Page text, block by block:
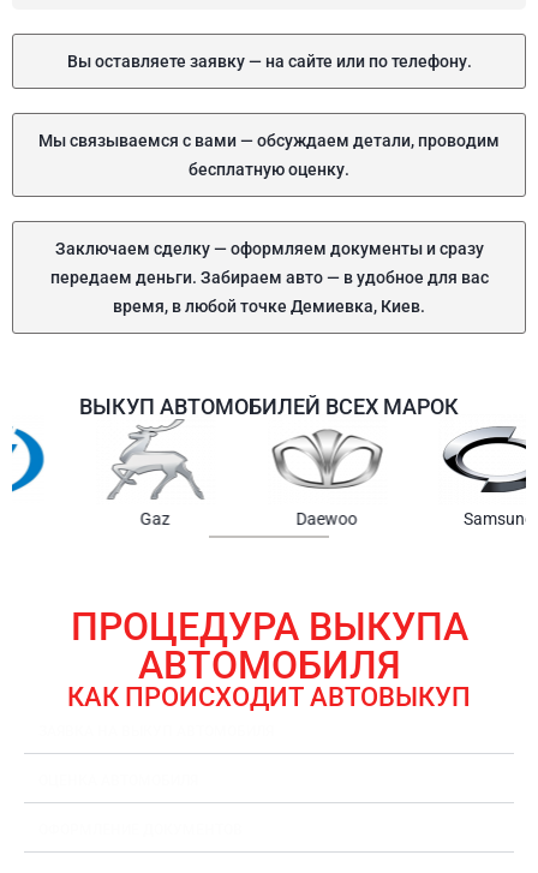
Вы оставляете заявку — на сайте или по телефону.
Мы связываемся с вами — обсуждаем детали, проводим
бесплатную оценку.
Заключаем сделку — оформляем документы и сразу
передаем деньги. Забираем авто — в удобное для вас
время, в любой точке Демиевка, Киев.
ВЫКУП АВТОМОБИЛЕЙ ВСЕХ МАРОК
Chrysler
ПРОЦЕДУРА ВЫКУПА
АВТОМОБИЛЯ
КАК ПРОИСХОДИТ АВТОВЫКУП